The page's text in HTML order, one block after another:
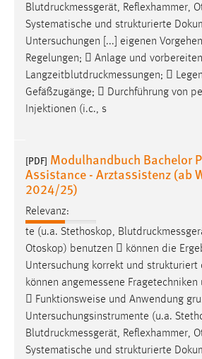
Blutdruckmessgerät, Reflexhammer,
Systematische und strukturierte
Untersuchungen [...] eigenen
Regelungen;  Anlage und
Langzeitblutdruckmessungen; 
Gefäßzugänge;  Durchführung von
Injektionen (i.c., s
[PDF] Modulhandbuch Bachelor
Assistance - Arztassistenz (ab
2024/25)
Relevanz:
te (u.a. Stethoskop,
Otoskop) benutzen  können die
Untersuchung korrekt und strukturiert
können angemessene
 Funktionsweise und Anwendung
Untersuchungsinstrumente (u.a.
Blutdruckmessgerät, Reflexhammer,
Systematische und strukturierte
5e9dbeb1811c0446 =
Jahre, MIBEW_UserID = 1 Jahr
Login
Name:
fe_user, be_user, be_lastLoginProvider
einloggen zu können.
Cookie Laufzeit:
STATISTIK
Statistik Cookies erfassen
Diese Informationen helfen uns zu
unsere Besucher unsere Website
Matomo